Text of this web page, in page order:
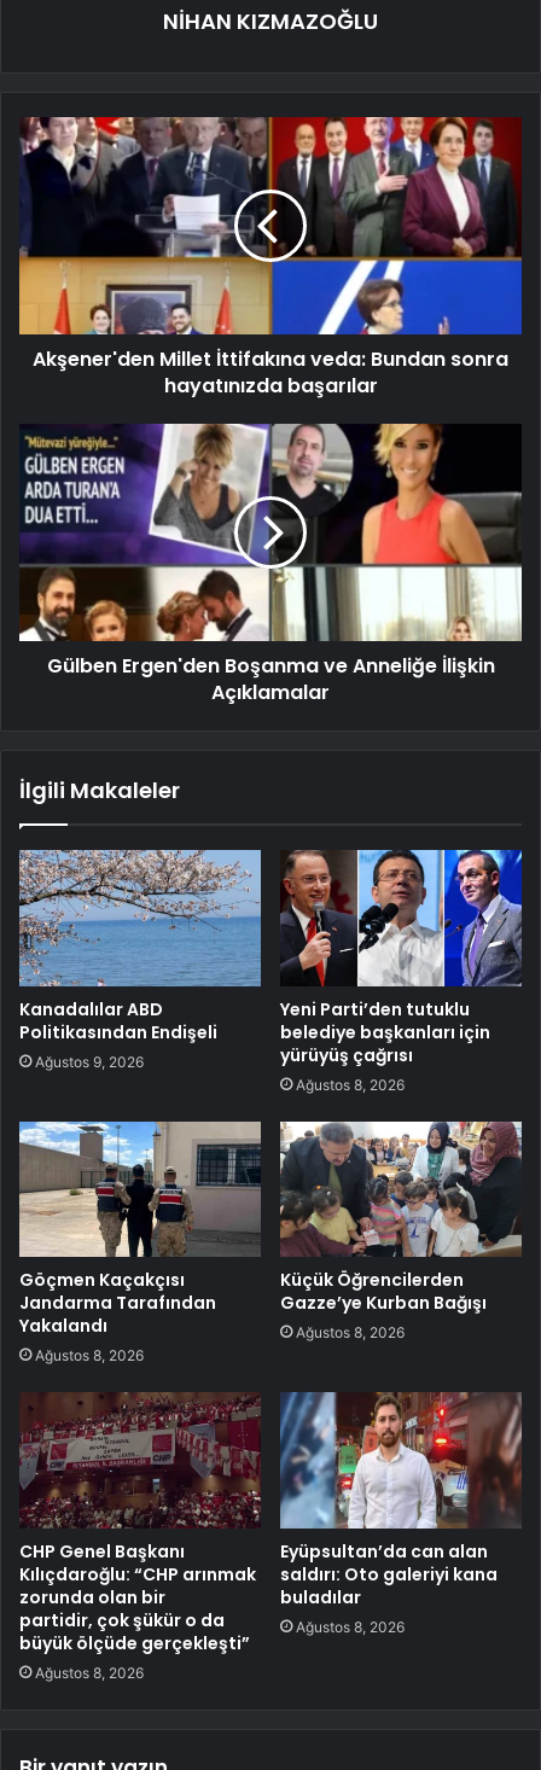
NİHAN KIZMAZOĞLU
Akşener'den Millet İttifakına veda: Bundan sonra
hayatınızda başarılar
Gülben Ergen'den Boşanma ve Anneliğe İlişkin
Açıklamalar
İlgili Makaleler
Kanadalılar ABD
Politikasından Endişeli
Ağustos 9, 2026
Yeni Parti’den tutuklu
belediye başkanları için
yürüyüş çağrısı
Ağustos 8, 2026
Göçmen Kaçakçısı
Jandarma Tarafından
Yakalandı
Ağustos 8, 2026
Küçük Öğrencilerden
Gazze’ye Kurban Bağışı
Ağustos 8, 2026
CHP Genel Başkanı
Kılıçdaroğlu: “CHP arınmak
zorunda olan bir
partidir, çok şükür o da
büyük ölçüde gerçekleşti”
Ağustos 8, 2026
Eyüpsultan’da can alan
saldırı: Oto galeriyi kana
buladılar
Ağustos 8, 2026